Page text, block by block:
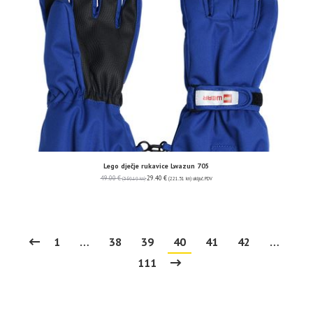
Lego dječje rukavice Lwazun 705
49.00€ (369.19 kn) 29.40 € (221.51 kn) uključ. PDV
1 … 38 39 40 41 42
…
111